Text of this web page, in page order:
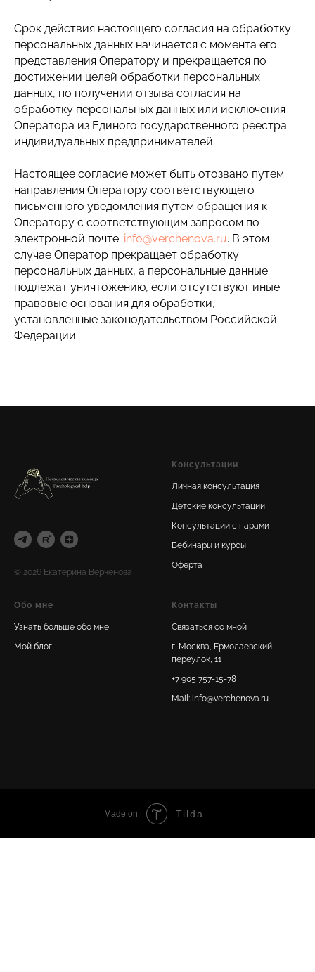
Срок действия настоящего согласия на обработку
персональных данных начинается с момента его
представления Оператору и прекращается по
достижении целей обработки персональных
данных, по получении отзыва согласия на
обработку персональных данных или исключения
Оператора из Единого государственного реестра
индивидуальных предпринимателей.
Настоящее согласие может быть отозвано путем
направления Оператору соответствующего
письменного уведомления путем обращения к
Оператору с соответствующим запросом по
электронной почте: info@verchenova.ru. В этом
случае Оператор прекращает обработку
персональных данных, а персональные данные
подлежат уничтожению, если отсутствуют иные
правовые основания для обработки,
установленные законодательством Российской
Федерации.
© 2026 Екатерина Верченова
Консультации
Личная консультация
Детские консультации
Консультации с парами
Вебинары и курсы
Оферта
Обо мне
Узнать больше обо мне
Мой блог
Контакты
Связаться со мной
г. Москва, Ермолаевский
переулок, 11
+7 905 757-15-78
Mail: info@verchenova.ru
Made on Tilda